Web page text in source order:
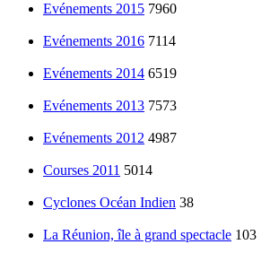
Evénements 2015 7960
Evénements 2016 7114
Evénements 2014 6519
Evénements 2013 7573
Evénements 2012 4987
Courses 2011 5014
Cyclones Océan Indien 38
La Réunion, île à grand spectacle 103